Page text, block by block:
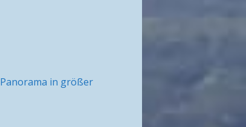
Panorama in größer